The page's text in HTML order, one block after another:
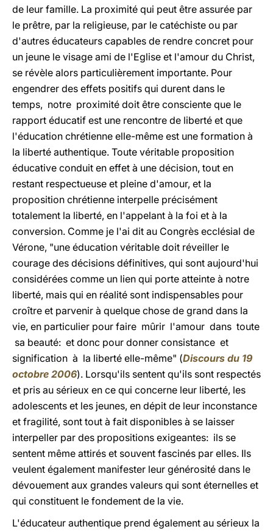
de leur famille. La proximité qui peut être assurée par
le prêtre, par la religieuse, par le catéchiste ou par
d'autres éducateurs capables de rendre concret pour
un jeune le visage ami de l'Eglise et l'amour du Christ,
se révèle alors particulièrement importante. Pour
engendrer des effets positifs qui durent dans le
temps, notre proximité doit être consciente que le
rapport éducatif est une rencontre de liberté et que
l'éducation chrétienne elle-même est une formation à
la liberté authentique. Toute véritable proposition
éducative conduit en effet à une décision, tout en
restant respectueuse et pleine d'amour, et la
proposition chrétienne interpelle précisément
totalement la liberté, en l'appelant à la foi et à la
conversion. Comme je l'ai dit au Congrès ecclésial de
Vérone, "une éducation véritable doit réveiller le
courage des décisions définitives, qui sont aujourd'hui
considérées comme un lien qui porte atteinte à notre
liberté, mais qui en réalité sont indispensables pour
croître et parvenir à quelque chose de grand dans la
vie, en particulier pour faire mûrir l'amour dans toute
sa beauté: et donc pour donner consistance et
signification à la liberté elle-même" (Discours du 19
octobre 2006). Lorsqu'ils sentent qu'ils sont respectés
et pris au sérieux en ce qui concerne leur liberté, les
adolescents et les jeunes, en dépit de leur inconstance
et fragilité, sont tout à fait disponibles à se laisser
interpeller par des propositions exigeantes: ils se
sentent même attirés et souvent fascinés par elles. Ils
veulent également manifester leur générosité dans le
dévouement aux grandes valeurs qui sont éternelles et
qui constituent le fondement de la vie.
L'éducateur authentique prend également au sérieux la